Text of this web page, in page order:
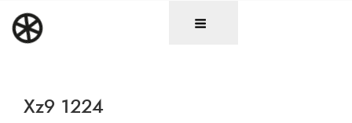
Inhalt
springen
Xz9 1224